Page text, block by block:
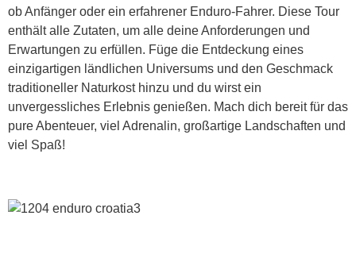
ob Anfänger oder ein erfahrener Enduro-Fahrer. Diese Tour
enthält alle Zutaten, um alle deine Anforderungen und
Erwartungen zu erfüllen. Füge die Entdeckung eines
einzigartigen ländlichen Universums und den Geschmack
traditioneller Naturkost hinzu und du wirst ein
unvergessliches Erlebnis genießen. Mach dich bereit für das
pure Abenteuer, viel Adrenalin, großartige Landschaften und
viel Spaß!